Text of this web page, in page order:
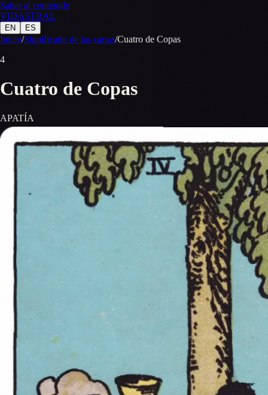
Saltar al contenido
VIDASTRAL
EN ES
Inicio/Significado de las cartas/Cuatro de Copas
4
Cuatro de Copas
APATÍA